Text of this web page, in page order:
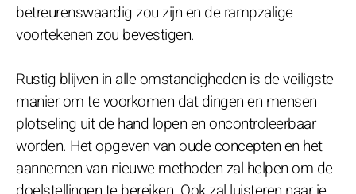
betreurenswaardig zou zijn en de rampzalige
voortekenen zou bevestigen.
Rustig blijven in alle omstandigheden is de veiligste
manier om te voorkomen dat dingen en mensen
plotseling uit de hand lopen en oncontroleerbaar
worden. Het opgeven van oude concepten en het
aannemen van nieuwe methoden zal helpen om de